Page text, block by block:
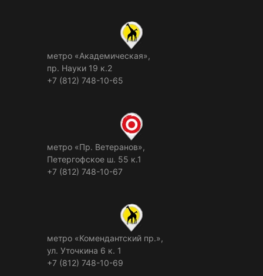
метро «Академическая»,
пр. Науки 19 к.2
+7 (812) 748-10-65
метро «Пр. Ветеранов»,
Петергофское ш. 55 к.1
+7 (812) 748-10-67
метро «Комендантский пр.»,
ул. Уточкина 6 к. 1
+7 (812) 748-10-69